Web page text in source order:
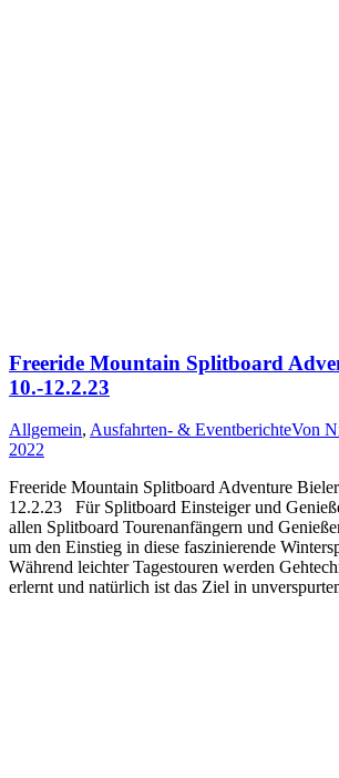
Freeride Mountain Splitboard
10.-12.2.23
Allgemein, Ausfahrten- & EventberichteVon
2022
Freeride Mountain Splitboard Adventure
12.2.23 Für Splitboard Einsteiger und
allen Splitboard Tourenanfängern und
um den Einstieg in diese faszinierende
Während leichter Tagestouren werden
erlernt und natürlich ist das Ziel in